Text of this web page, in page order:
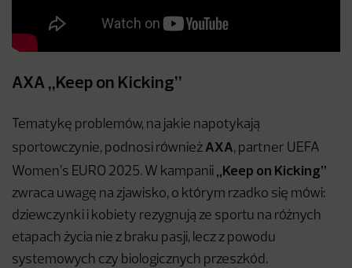
AXA „Keep on Kicking”
Tematykę problemów, na jakie napotykają
sportowczynie, podnosi również AXA, partner UEFA
Women’s EURO 2025. W kampanii „Keep on Kicking”
zwraca uwagę na zjawisko, o którym rzadko się mówi:
dziewczynki i kobiety rezygnują ze sportu na różnych
etapach życia nie z braku pasji, lecz z powodu
systemowych czy biologicznych przeszkód.